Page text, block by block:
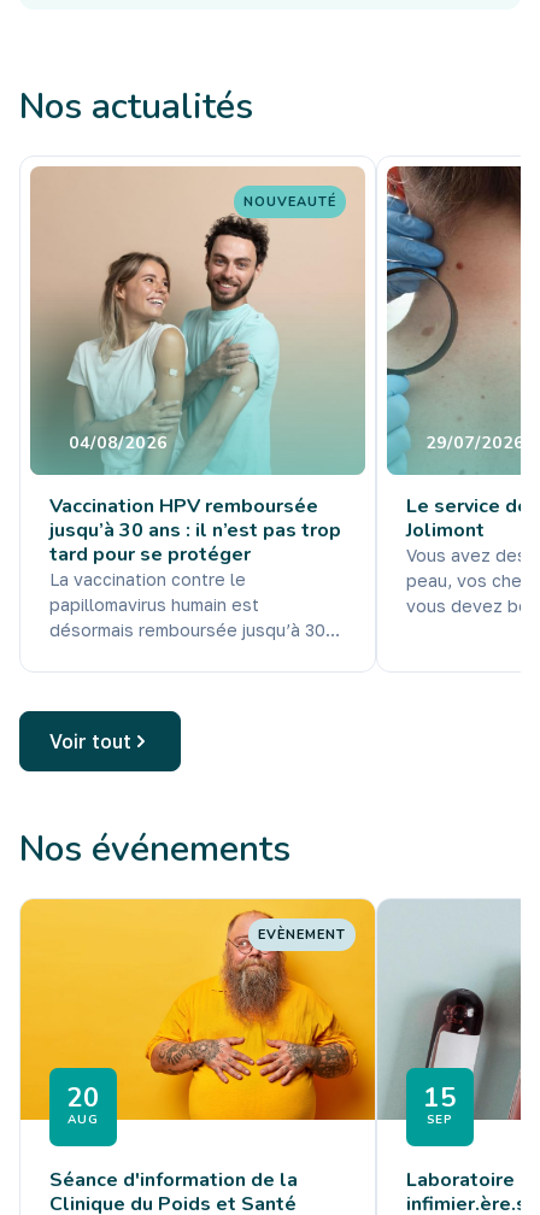
Nos actualités
NOUVEAUTÉ
04/08/2026
Vaccination HPV remboursée
jusqu’à 30 ans : il n’est pas trop
tard pour se protéger
La vaccination contre le
papillomavirus humain est
désormais remboursée jusqu’à 30
29/07/2026
Le service
Jolimont
Vous avez des
peau, vos
vous devez
Voir tout
Nos événements
EVÈNEMENT
20
AUG
Séance d'information de la
Clinique du Poids et Santé
15
SEP
Laboratoire -
infimier.ère.s